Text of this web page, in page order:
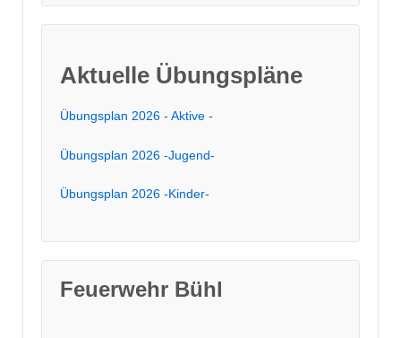
Aktuelle Übungspläne
Übungsplan 2026 - Aktive -
Übungsplan 2026 -Jugend-
Übungsplan 2026 -Kinder-
Feuerwehr Bühl